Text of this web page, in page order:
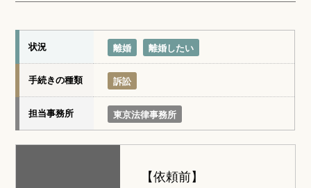
状況 離婚 離婚したい
手続きの種類 訴訟
担当事務所 東京法律事務所
【依頼前】